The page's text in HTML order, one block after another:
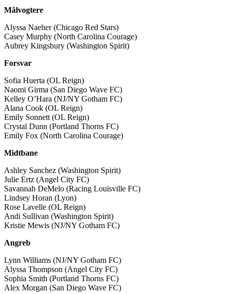
Målvogtere
Alyssa Naeher (Chicago Red Stars)
Casey Murphy (North Carolina Courage)
Aubrey Kingsbury (Washington Spirit)
Forsvar
Sofia Huerta (OL Reign)
Naomi Girma (San Diego Wave FC)
Kelley O’Hara (NJ/NY Gotham FC)
Alana Cook (OL Reign)
Emily Sonnett (OL Reign)
Crystal Dunn (Portland Thorns FC)
Emily Fox (North Carolina Courage)
Midtbane
Ashley Sanchez (Washington Spirit)
Julie Ertz (Angel City FC)
Savannah DeMelo (Racing Louisville FC)
Lindsey Horan (Lyon)
Rose Lavelle (OL Reign)
Andi Sullivan (Washington Spirit)
Kristie Mewis (NJ/NY Gotham FC)
Angreb
Lynn Williams (NJ/NY Gotham FC)
Alyssa Thompson (Angel City FC)
Sophia Smith (Portland Thorns FC)
Alex Morgan (San Diego Wave FC)